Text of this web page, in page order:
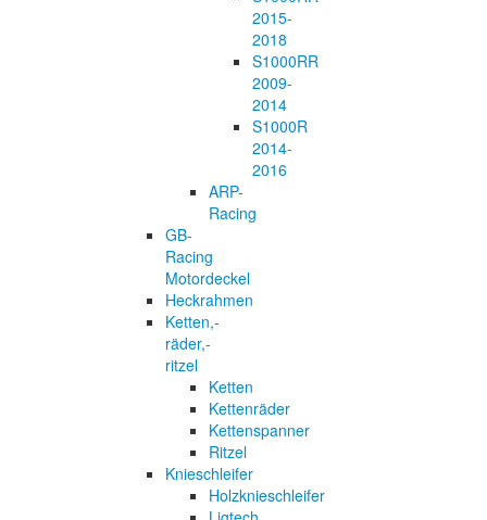
2015-
2018
S1000RR
2009-
2014
S1000R
2014-
2016
ARP-
Racing
GB-
Racing
Motordeckel
Heckrahmen
Ketten,-
räder,-
ritzel
Ketten
Kettenräder
Kettenspanner
Ritzel
Knieschleifer
Holzknieschleifer